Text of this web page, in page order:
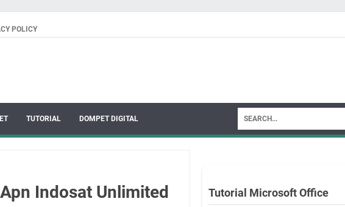
POLICY
TUTORIAL DOMPET DIGITAL
Indosat Unlimited
Tutorial Microsoft Office